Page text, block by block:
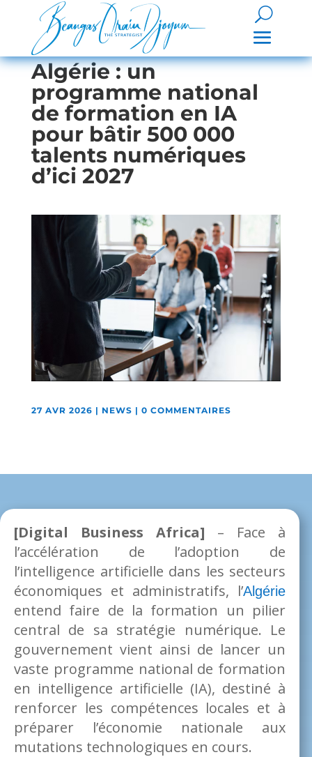
Algérie : un
programme national
de formation en IA
pour bâtir 500 000
talents numériques
d’ici 2027
27 AVR 2026 | NEWS | 0 COMMENTAIRES
[Digital Business Africa] – Face à
l’accélération de l’adoption de
l’intelligence artificielle dans les secteurs
économiques et administratifs, l’Algérie
entend faire de la formation un pilier
central de sa stratégie numérique. Le
gouvernement vient ainsi de lancer un
vaste programme national de formation
en intelligence artificielle (IA), destiné à
renforcer les compétences locales et à
préparer l’économie nationale aux
mutations technologiques en cours.